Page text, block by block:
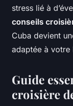
stress lié à
conseils
Cuba devient
adaptée à votre
Guide
croisière